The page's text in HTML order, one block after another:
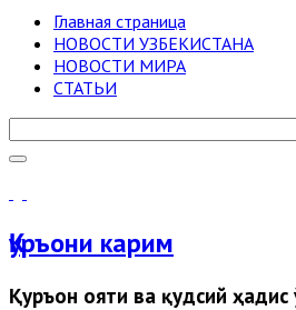
Главная страница
НОВОСТИ УЗБЕКИСТАНА
НОВОСТИ МИРА
СТАТЬИ
Қуръони карим
Қуръон ояти ва қудсий